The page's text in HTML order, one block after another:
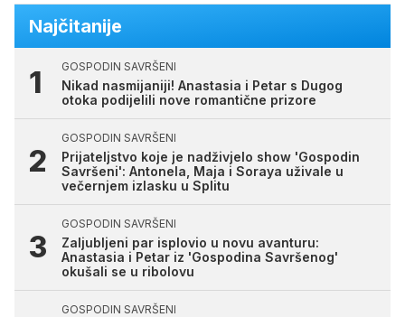
Najčitanije
GOSPODIN SAVRŠENI
Nikad nasmijaniji! Anastasia i Petar s Dugog
otoka podijelili nove romantične prizore
GOSPODIN SAVRŠENI
Prijateljstvo koje je nadživjelo show 'Gospodin
Savršeni': Antonela, Maja i Soraya uživale u
večernjem izlasku u Splitu
GOSPODIN SAVRŠENI
Zaljubljeni par isplovio u novu avanturu:
Anastasia i Petar iz 'Gospodina Savršenog'
okušali se u ribolovu
GOSPODIN SAVRŠENI